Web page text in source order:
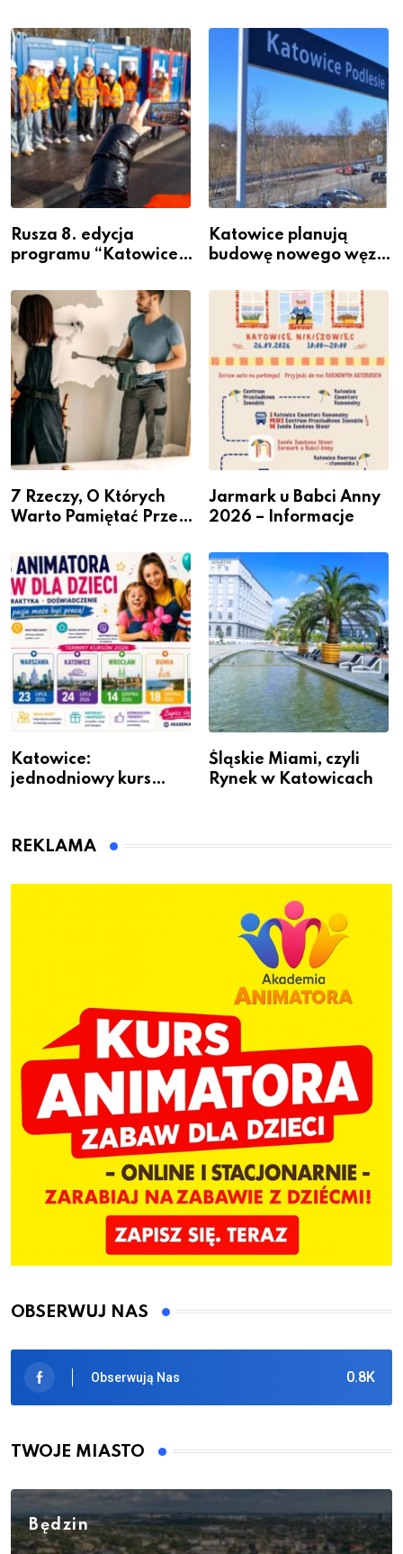
Rusza 8. edycja
programu “Katowice
– nabór dla
przedsiębiorców
Katowice planują
budowę nowego węzła
Podlesiu
7 Rzeczy, O Których
Warto Pamiętać Przed
Jarmark u Babci Anny
2026 – Informacje
Katowice:
jednodniowy kurs
dzieci
Śląskie Miami, czyli
Rynek w Katowicach
REKLAMA
OBSERWUJ NAS
0.8K
Obserwują Nas
TWOJE MIASTO
Będzin